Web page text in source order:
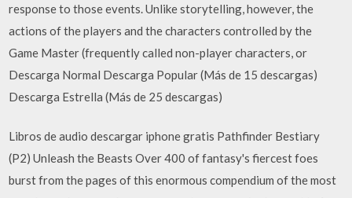
response to those events. Unlike storytelling, however, the
actions of the players and the characters controlled by the
Game Master (frequently called non-player characters, or
Descarga Normal Descarga Popular (Más de 15 descargas)
Descarga Estrella (Más de 25 descargas)
Libros de audio descargar iphone gratis Pathfinder Bestiary
(P2) Unleash the Beasts Over 400 of fantasy's fiercest foes
burst from the pages of this enormous compendium of the most